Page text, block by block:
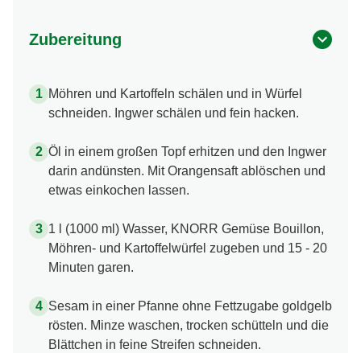
Zubereitung
Möhren und Kartoffeln schälen und in Würfel
schneiden. Ingwer schälen und fein hacken.
Öl in einem großen Topf erhitzen und den Ingwer
darin andünsten. Mit Orangensaft ablöschen und
etwas einkochen lassen.
1 l (1000 ml) Wasser, KNORR Gemüse Bouillon,
Möhren- und Kartoffelwürfel zugeben und 15 - 20
Minuten garen.
Sesam in einer Pfanne ohne Fettzugabe goldgelb
rösten. Minze waschen, trocken schütteln und die
Blättchen in feine Streifen schneiden.